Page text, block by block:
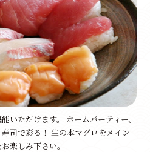
いただけます。 ホームパーティー、
司で彩る！ 生の本マグロをメイン
楽しみ下さい。